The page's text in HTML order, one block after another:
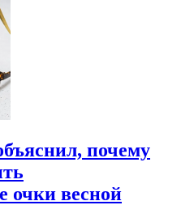
почему
очки весной